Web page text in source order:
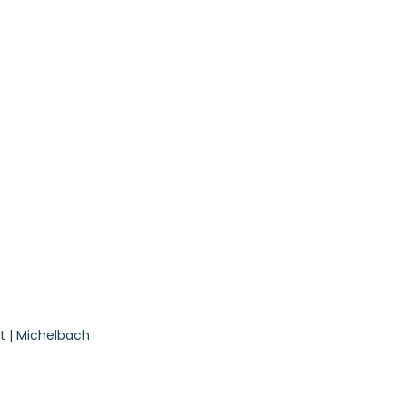
| Michelbach